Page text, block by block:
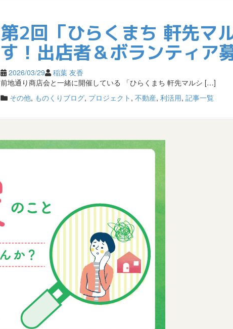
第2回「ひらくまち 軒先マ
す！出店者＆ボランティ
2026/03/29
稲葉 友香
前地通り商店会と一緒に開催している 「ひらくまち 軒先マルシ […]
その他, ものくりブログ, プロジェクト , 不動産, 利活用, 記事一覧